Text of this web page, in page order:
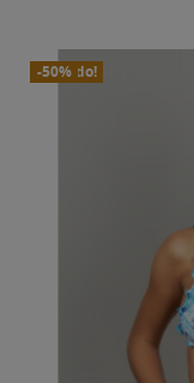
In Saldo!
Nuovo
-50%